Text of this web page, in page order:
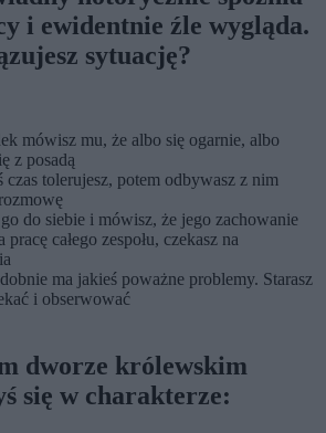
i ewidentnie źle wygląda.
sytuację?
mówisz mu, że albo się ogarnie, albo
z posadą
czas tolerujesz, potem odbywasz z nim
do siebie i mówisz, że jego zachowanie
pracę całego zespołu, czekasz na
ma jakieś poważne problemy. Starasz
i obserwować
dworze królewskim
się w charakterze: